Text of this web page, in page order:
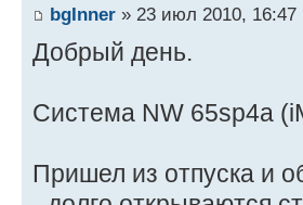
bgInner » 23 июл 2010, 16:47
Добрый день.
Система NW 65sp4a
Пришел из отпуска и